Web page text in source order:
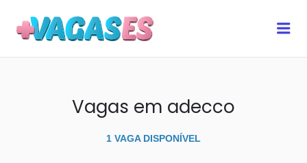
Vagas em adecco
1 VAGA DISPONÍVEL